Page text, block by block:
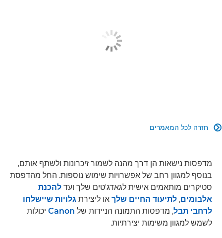
חזרה לכל המאמרים 
מדפסות נישאות הן דרך מהנה לשמור זיכרונות ולשתף אותם,
בנוסף למגוון רחב של אפשרויות שימוש נוספות. החל מהדפסת
סטיקרים מותאמים אישית לגאדג'טים שלך ועד להכנת
אלבומים, לתיעוד החיים שלך או ליצירת גלויות שיישלחו
לרחבי תבל, מדפסות התמונה הניידות של Canon יכולות
לשמש למגוון משימות יצירתיות.